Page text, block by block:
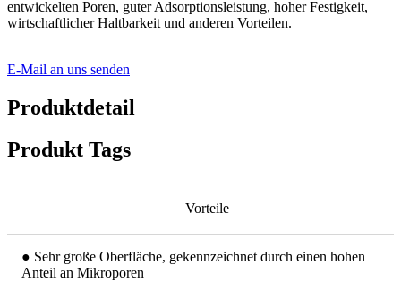
entwickelten Poren, guter Adsorptionsleistung, hoher Festigkeit,
wirtschaftlicher Haltbarkeit und anderen Vorteilen.
E-Mail an uns senden
Produktdetail
Produkt Tags
Vorteile
● Sehr große Oberfläche, gekennzeichnet durch einen hohen
Anteil an Mikroporen